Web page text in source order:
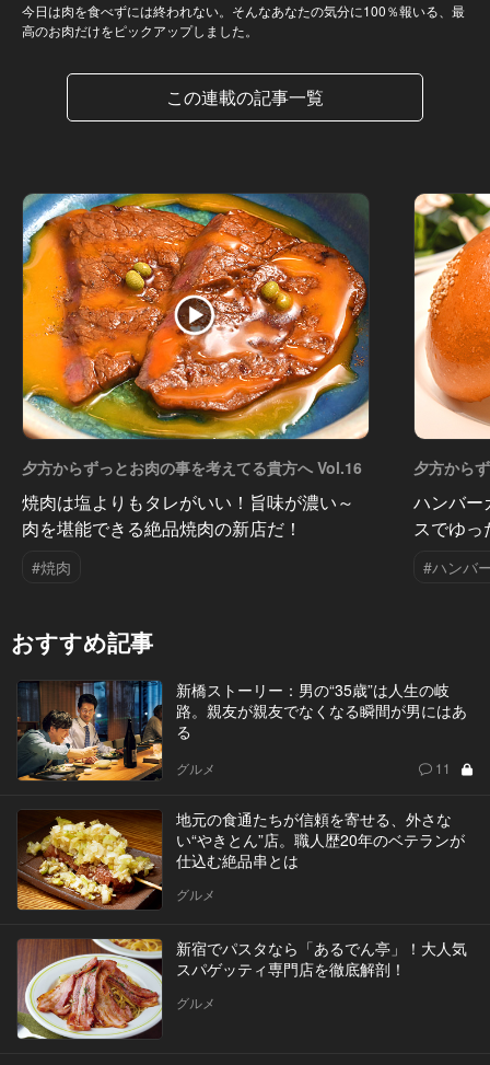
今日は肉を食べずには終われない。そんなあなたの気分に100％報いる、最
高のお肉だけをピックアップしました。
この連載の記事一覧
夕方からずっとお肉の事を考えてる貴方へ Vol.16
焼肉は塩よりもタレがいい！旨味が濃い～
肉を堪能できる絶品焼肉の新店だ！
#焼肉
夕方から
ハンバー
スでゆ
#ハンバ
おすすめ記事
新橋ストーリー：男の“35歳”は人生の岐
路。親友が親友でなくなる瞬間が男にはあ
る
グルメ 11
地元の食通たちが信頼を寄せる、外さな
い“やきとん”店。職人歴20年のベテランが
仕込む絶品串とは
グルメ
新宿でパスタなら「あるでん亭」！大人気
スパゲッティ専門店を徹底解剖！
グルメ